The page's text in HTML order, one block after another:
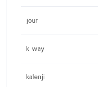
jour
k way
kalenji